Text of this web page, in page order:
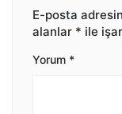
E-posta
alanlar * ile
Yorum *